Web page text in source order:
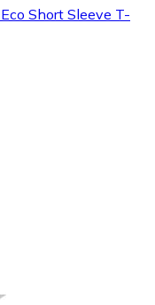
Short Sleeve T-